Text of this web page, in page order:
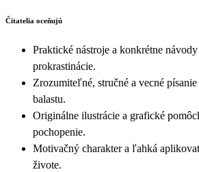
Čitatelia oceňujú
Praktické nástroje a konkrétne
prokrastinácie.
Zrozumiteľné, stručné a vecné
balastu.
Originálne ilustrácie a grafické
pochopenie.
Motivačný charakter a ľahká
živote.